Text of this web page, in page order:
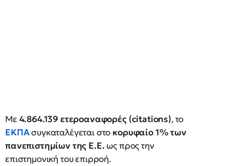
Με 4.864.139 ετεροαναφορές (citations), το
ΕΚΠΑσυγκαταλέγεται στο κορυφαίο 1% των
πανεπιστημίων της Ε.Ε. ως προς την
επιστημονική του επιρροή.